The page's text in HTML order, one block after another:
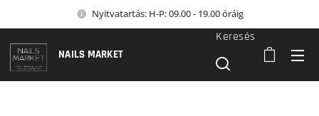
Nyitvatartás: H-P: 09.00 - 19.00 óráig
NAILS MARKET
Keresés